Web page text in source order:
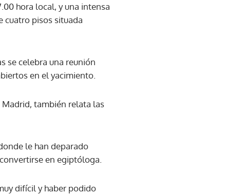
hora local, y una intensa
cuatro pisos situada
se celebra una reunión
en el yacimiento.
también relata las
le han deparado
en egiptóloga.
difícil y haber podido